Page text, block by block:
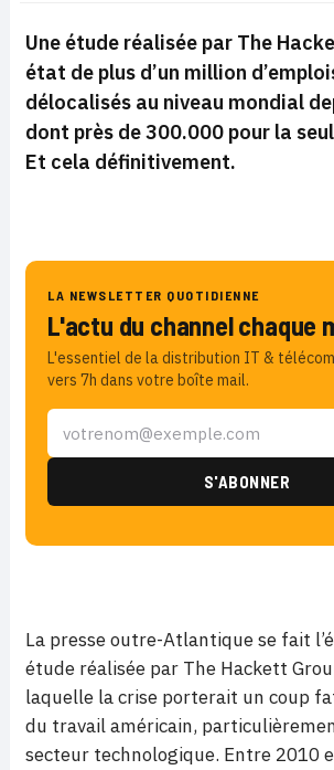
Une étude réalisée par The
état de plus d’un million
délocalisés au niveau mondial
dont près de 300.000 pour la
Et cela définitivement.
LA NEWSLETTER QUOTIDIENNE
L'actu du channel chaque
L'essentiel de la distribution IT &
vers 7h dans votre boîte mail.
La presse outre-Atlantique se fait
étude réalisée par The Hackett
laquelle la crise porterait un coup
du travail américain,
secteur technologique. Entre 2010